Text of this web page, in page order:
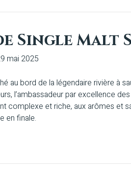
Single Malt
mai 2025
au bord de la légendaire rivière à
l’ambassadeur par excellence
complexe et riche, aux arômes et
en finale.